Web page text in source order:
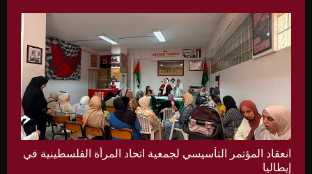
انعقاد المؤتمر التأسيسي لجمعية اتحاد المرأة الفلسطينية في
إيطاليا